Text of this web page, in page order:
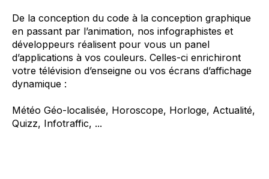
De la conception du code à la conception graphique
en passant par l’animation, nos infographistes et
développeurs réalisent pour vous un panel
d’applications à vos couleurs. Celles-ci enrichiront
votre télévision d’enseigne ou vos écrans d’affichage
dynamique :
Météo Géo-localisée, Horoscope, Horloge, Actualité,
Quizz, Infotraffic, ...